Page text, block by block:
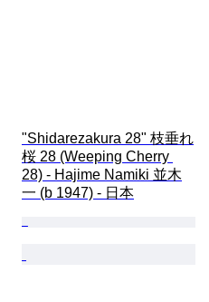
"Shidarezakura 28" 枝垂れ
桜 28 (Weeping Cherry
28) - Hajime Namiki 並木
一 (b 1947) - 日本